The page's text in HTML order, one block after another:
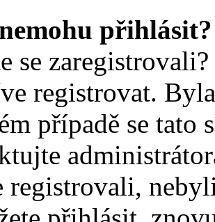
přihlásit?
se
registrovat.
případě se tato
registrovali,